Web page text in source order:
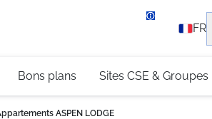
+33 (0)4 79 96 30 69
FR
Bons plans Sites CSE & Groupes
ASPEN LODGE